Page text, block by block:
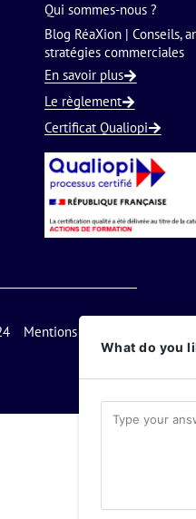
Qui sommes-nous ?
Blog RéaXion | Conseils,
stratégies commerciales
En savoir plus
Le règlement
Certificat Qualiopi
Mentions légales
What do you